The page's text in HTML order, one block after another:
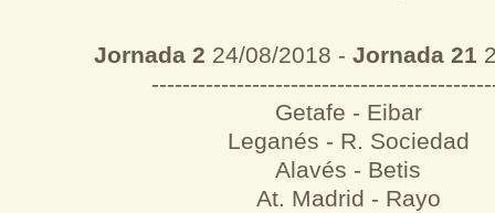
Jornada 2 24/08/2018 - Jornada 21
Getafe - Eibar
Leganés - R. Sociedad
Alavés - Betis
At. Madrid - Rayo